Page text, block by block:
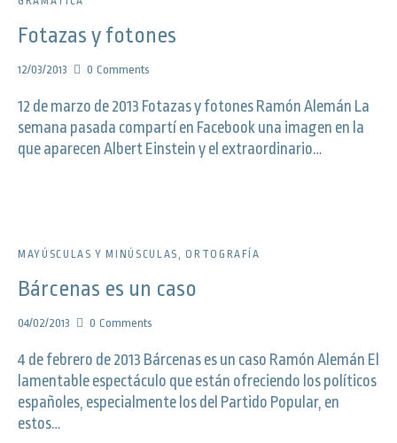
Fotazas y fotones
12/03/2013 0 Comments
12 de marzo de 2013 Fotazas y fotones Ramón Alemán La
semana pasada compartí en Facebook una imagen en la
que aparecen Albert Einstein y el extraordinario…
MAYÚSCULAS Y MINÚSCULAS , ORTOGRAFÍA
Bárcenas es un caso
04/02/2013 0 Comments
4 de febrero de 2013 Bárcenas es un caso Ramón Alemán El
lamentable espectáculo que están ofreciendo los políticos
españoles, especialmente los del Partido Popular, en
estos…